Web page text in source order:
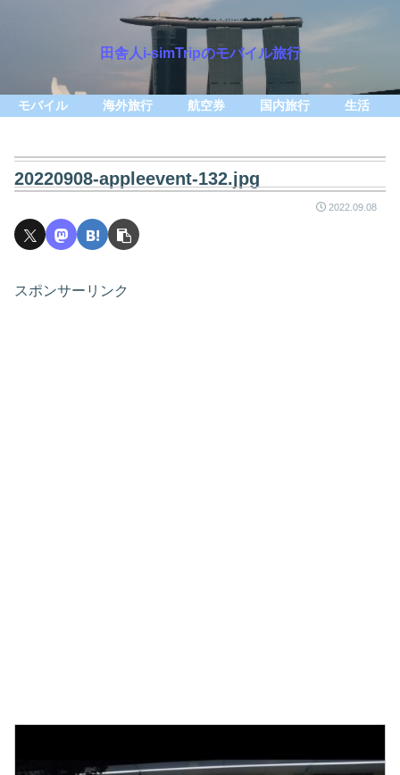
田舎人i-simTripのモバイル旅行
モバイル 海外旅行 航空券 国内旅行 生活
20220908-appleevent-132.jpg
2022.09.08
スポンサーリンク